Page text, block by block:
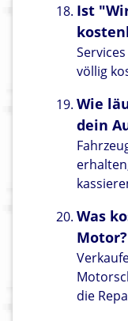
Ist
völlig
Wie
dein
Was
Motor?
die